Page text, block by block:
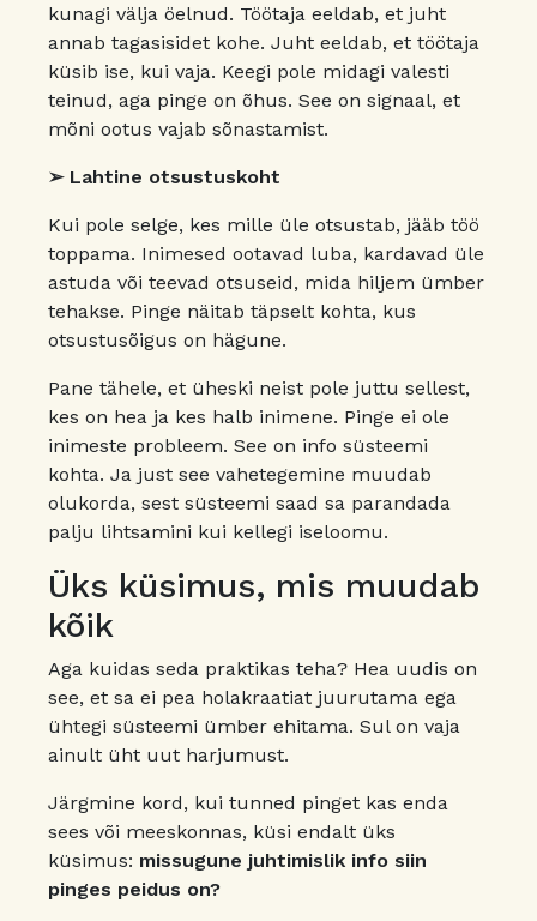
kunagi välja öelnud. Töötaja eeldab, et juht
annab tagasisidet kohe. Juht eeldab, et töötaja
küsib ise, kui vaja. Keegi pole midagi valesti
teinud, aga pinge on õhus. See on signaal, et
mõni ootus vajab sõnastamist.
➢ Lahtine otsustuskoht
Kui pole selge, kes mille üle otsustab, jääb töö
toppama. Inimesed ootavad luba, kardavad üle
astuda või teevad otsuseid, mida hiljem ümber
tehakse. Pinge näitab täpselt kohta, kus
otsustusõigus on hägune.
Pane tähele, et üheski neist pole juttu sellest,
kes on hea ja kes halb inimene. Pinge ei ole
inimeste probleem. See on info süsteemi
kohta. Ja just see vahetegemine muudab
olukorda, sest süsteemi saad sa parandada
palju lihtsamini kui kellegi iseloomu.
Üks küsimus, mis muudab
kõik
Aga kuidas seda praktikas teha? Hea uudis on
see, et sa ei pea holakraatiat juurutama ega
ühtegi süsteemi ümber ehitama. Sul on vaja
ainult üht uut harjumust.
Järgmine kord, kui tunned pinget kas enda
sees või meeskonnas, küsi endalt üks
küsimus: missugune juhtimislik info siin
pinges peidus on?